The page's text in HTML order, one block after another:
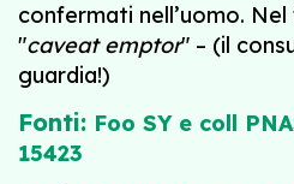
confermati nell’uomo.
"caveat emptor" – (il
guardia!)
Fonti: Foo SY e coll
15423